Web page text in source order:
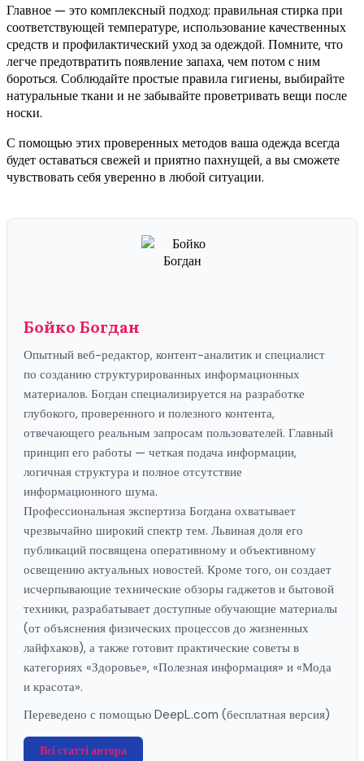
Главное — это комплексный подход: правильная стирка при
соответствующей температуре, использование качественных
средств и профилактический уход за одеждой. Помните, что
легче предотвратить появление запаха, чем потом с ним
бороться. Соблюдайте простые правила гигиены, выбирайте
натуральные ткани и не забывайте проветривать вещи после
носки.
С помощью этих проверенных методов ваша одежда всегда
будет оставаться свежей и приятно пахнущей, а вы сможете
чувствовать себя уверенно в любой ситуации.
Бойко Богдан
Опытный веб-редактор, контент-аналитик и специалист
по созданию структурированных информационных
материалов. Богдан специализируется на разработке
глубокого, проверенного и полезного контента,
отвечающего реальным запросам пользователей. Главный
принцип его работы — четкая подача информации,
логичная структура и полное отсутствие
информационного шума.
Профессиональная экспертиза Богдана охватывает
чрезвычайно широкий спектр тем. Львиная доля его
публикаций посвящена оперативному и объективному
освещению актуальных новостей. Кроме того, он создает
исчерпывающие технические обзоры гаджетов и бытовой
техники, разрабатывает доступные обучающие материалы
(от объяснения физических процессов до жизненных
лайфхаков), а также готовит практические советы в
категориях «Здоровье», «Полезная информация» и «Мода
и красота».
Переведено с помощью DeepL.com (бесплатная версия)
Всі статті автора